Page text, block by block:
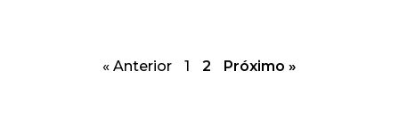
« Anterior 1 2 Próximo »